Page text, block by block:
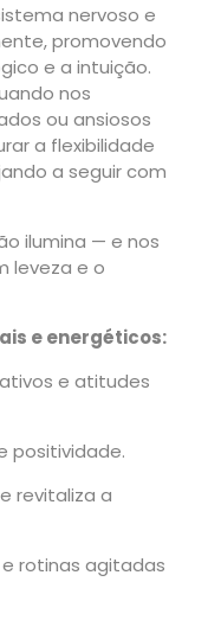
nervoso e
promovendo
e a intuição.
nos
ou ansiosos
a flexibilidade
a seguir com
ilumina — e nos
leveza e o
e energéticos:
e atitudes
positividade.
revitaliza a
rotinas agitadas